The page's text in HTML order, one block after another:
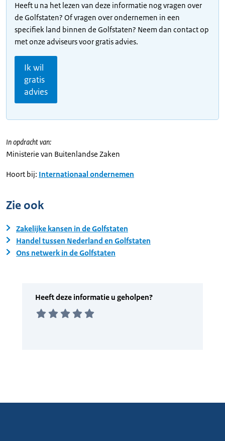
Heeft u na het lezen van deze informatie nog vragen over
de Golfstaten? Of vragen over ondernemen in een
specifiek land binnen de Golfstaten? Neem dan contact op
met onze adviseurs voor gratis advies.
Ik wil
gratis
advies
In opdracht van:
Ministerie van Buitenlandse Zaken
Hoort bij: Internationaal ondernemen
Zie ook
Zakelijke kansen in de Golfstaten
Handel tussen Nederland en Golfstaten
Ons netwerk in de Golfstaten